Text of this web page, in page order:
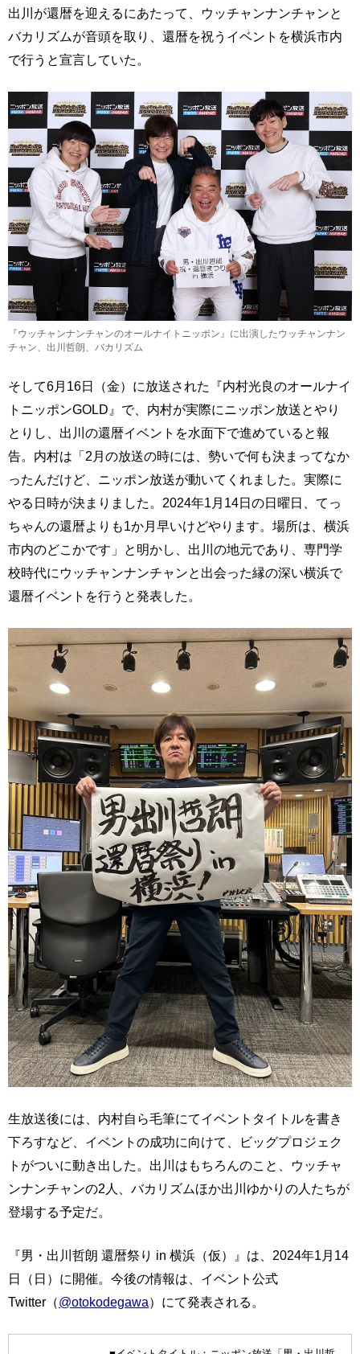
出川が還暦を迎えるにあたって、ウッチャンナンチャンと
バカリズムが音頭を取り、還暦を祝うイベントを横浜市内
で行うと宣言していた。
『ウッチャンナンチャンのオールナイトニッポン』に出演したウッチャンナン
チャン、出川哲朗、バカリズム
そして6月16日（金）に放送された『内村光良のオールナイ
トニッポンGOLD』で、内村が実際にニッポン放送とやり
とりし、出川の還暦イベントを水面下で進めていると報
告。内村は「2月の放送の時には、勢いで何も決まってなか
ったんだけど、ニッポン放送が動いてくれました。実際に
やる日時が決まりました。2024年1月14日の日曜日、てっ
ちゃんの還暦よりも1か月早いけどやります。場所は、横浜
市内のどこかです」と明かし、出川の地元であり、専門学
校時代にウッチャンナンチャンと出会った縁の深い横浜で
還暦イベントを行うと発表した。
生放送後には、内村自ら毛筆にてイベントタイトルを書き
下ろすなど、イベントの成功に向けて、ビッグプロジェク
トがついに動き出した。出川はもちろんのこと、ウッチャ
ンナンチャンの2人、バカリズムほか出川ゆかりの人たちが
登場する予定だ。
『男・出川哲朗 還暦祭り in 横浜（仮）』は、2024年1月14
日（日）に開催。今後の情報は、イベント公式
Twitter（@otokodegawa）にて発表される。